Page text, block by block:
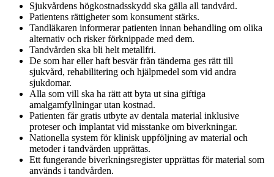
Sjukvårdens högkostnadsskydd ska gälla all tandvård.
Patientens rättigheter som konsument stärks.
Tandläkaren informerar patienten innan behandling om olika
alternativ och risker förknippade med dem.
Tandvården ska bli helt metallfri.
De som har eller haft besvär från tänderna ges rätt till
sjukvård, rehabilitering och hjälpmedel som vid andra
sjukdomar.
Alla som vill ska ha rätt att byta ut sina giftiga
amalgamfyllningar utan kostnad.
Patienten får gratis utbyte av dentala material inklusive
proteser och implantat vid misstanke om biverkningar.
Nationella system för klinisk uppföljning av material och
metoder i tandvården upprättas.
Ett fungerande biverkningsregister upprättas för material som
används i tandvården.